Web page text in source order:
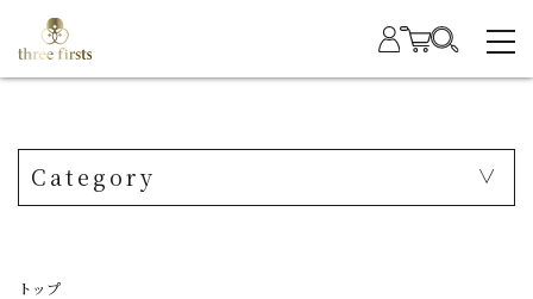
Category
トップ